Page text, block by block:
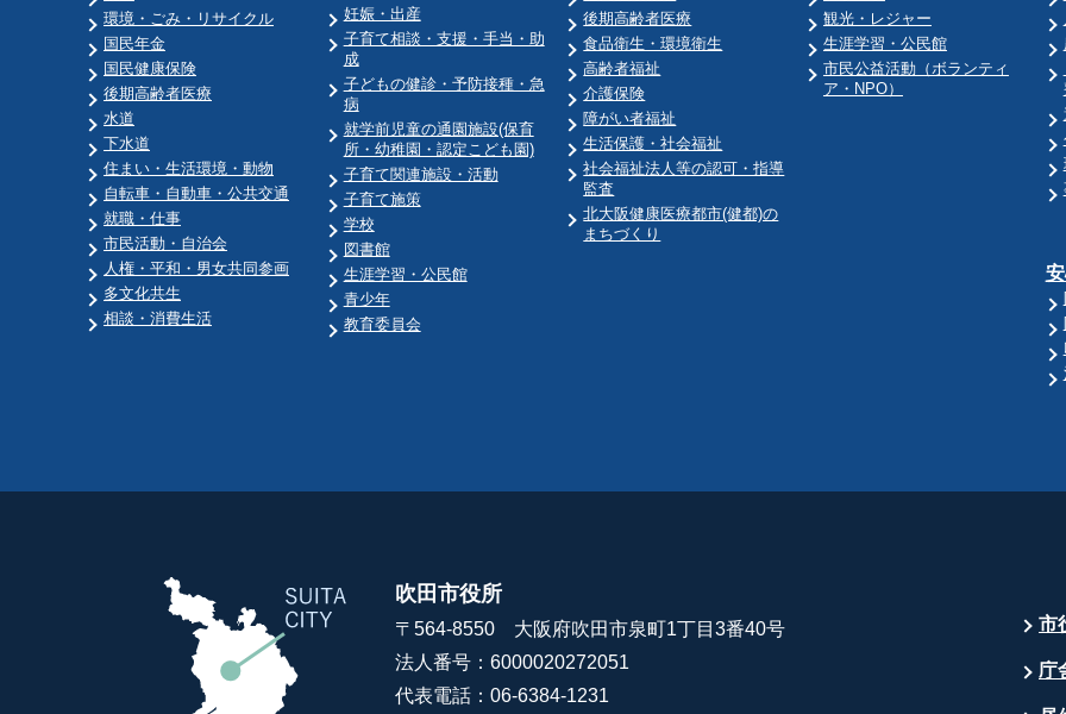
環境・ごみ・リサイクル
国民年金
国民健康保険
後期高齢者医療
水道
下水道
住まい・生活環境・動物
自転車・自動車・公共交通
就職・仕事
市民活動・自治会
人権・平和・男女共同参画
多文化共生
相談・消費生活
妊娠・出産
子育て相談・支援・手当・助
成
子どもの健診・予防接種・急
病
就学前児童の通園施設(保育
所・幼稚園・認定こども園)
子育て関連施設・活動
子育て施策
学校
図書館
生涯学習・公民館
青少年
教育委員会
後期高齢者医療
食品衛生・環境衛生
高齢者福祉
介護保険
障がい者福祉
生活保護・社会福祉
社会福祉法人等の認可・指導
監査
北大阪健康医療都市(健都)の
まちづくり
観光・レジャー
生涯学習・公民館
市民公益活動（ボランティ
ア・NPO）
吹田市役所
〒564-8550 大阪府吹田市泉町1丁目3番40号
法人番号：6000020272051
代表電話：06-6384-1231
市
庁